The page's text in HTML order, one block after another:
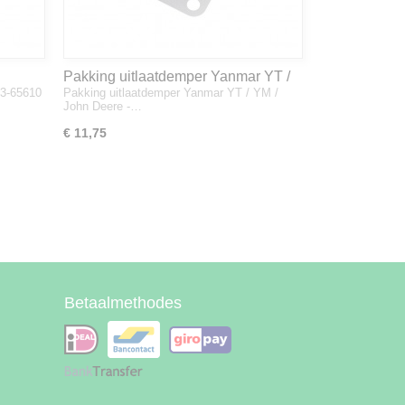
65610
Pakking uitlaatdemper Yanmar YT /
YM / John Deere - 128300-13230
Pakking uitlaatdemper Yanmar YT / YM /
John Deere -…
€ 11,75
Betaalmethodes